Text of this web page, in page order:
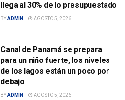
llega al 30% de lo presupuestado
BYADMIN AGOSTO 5, 2026
Canal de Panamá se prepara
para un niño fuerte, los niveles
de los lagos están un poco por
debajo
BYADMIN AGOSTO 5, 2026